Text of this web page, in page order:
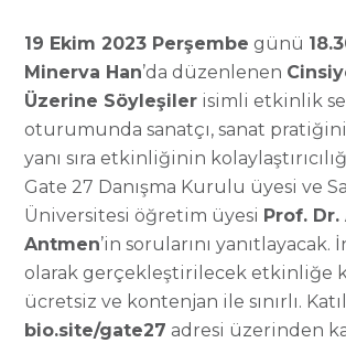
19 Ekim 2023 Perşembe günü
Minerva Han’da düzenlenen
Üzerine Söyleşiler isimli etkinlik
oturumunda sanatçı, sanat
yanı sıra etkinliğinin
Gate 27 Danışma Kurulu üyesi ve
Üniversitesi öğretim üyesi Prof. Dr.
Antmen’in sorularını yanıtlayacak.
olarak gerçekleştirilecek etkinliğe
ücretsiz ve kontenjan ile sınırlı.
bio.site/gate27 adresi üzerinden